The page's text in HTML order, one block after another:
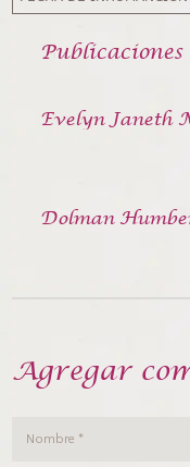
Evelyn Janeth
Dolman
Agregar